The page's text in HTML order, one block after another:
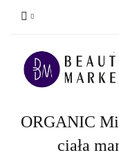
ORGANIC
ciała